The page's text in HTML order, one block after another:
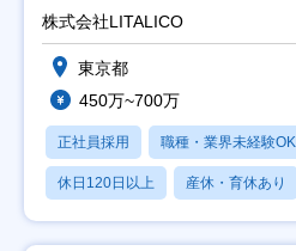
株式会社LITALICO
東京都
450万~700万
正社員採用 職種・業界未経験OK
休日120日以上 産休・育休あり